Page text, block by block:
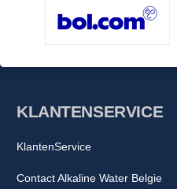
KLANTENSERVICE
KlantenService
Contact Alkaline Water Belgie